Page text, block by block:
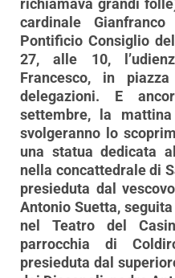
cardinale
Pontificio Consiglio
27, alle 10,
Francesco, in
delegazioni. E
settembre, la
svolgeranno lo
una statua dedicata
nella concattedrale di
presieduta dal
Antonio Suetta,
nel Teatro del
parrocchia di
presieduta dal